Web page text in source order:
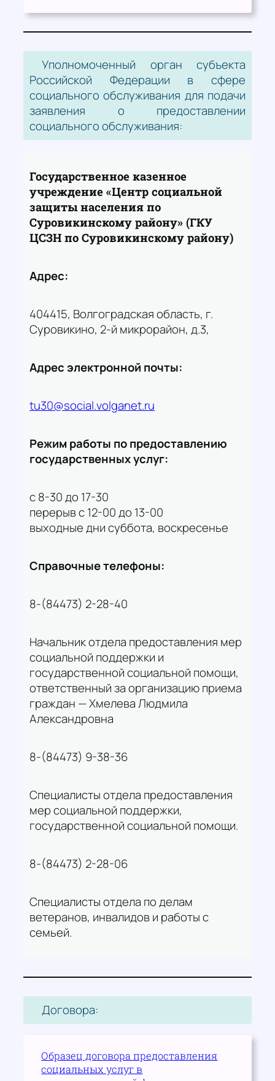
Уполномоченный орган субъекта
Российской Федерации в сфере
социального обслуживания для подачи
заявления о предоставлении
социального обслуживания:
Государственное казенное
учреждение «Центр социальной
защиты населения по
Суровикинскому району» (ГКУ
ЦСЗН по Суровикинскому району)
Адрес:
404415, Волгоградская область, г.
Суровикино, 2-й микрорайон, д.3,
Адрес электронной почты:
tu30@social.volganet.ru
Режим работы по предоставлению
государственных услуг:
с 8-30 до 17-30
перерыв с 12-00 до 13-00
выходные дни суббота, воскресенье
Справочные телефоны:
8-(84473) 2-28-40
Начальник отдела предоставления мер
социальной поддержки и
государственной социальной помощи,
ответственный за организацию приема
граждан — Хмелева Людмила
Александровна
8-(84473) 9-38-36
Специалисты отдела предоставления
мер социальной поддержки,
государственной социальной помощи.
8-(84473) 2-28-06
Специалисты отдела по делам
ветеранов, инвалидов и работы с
семьей.
Договора:
Образец договора предоставления
социальных услуг в